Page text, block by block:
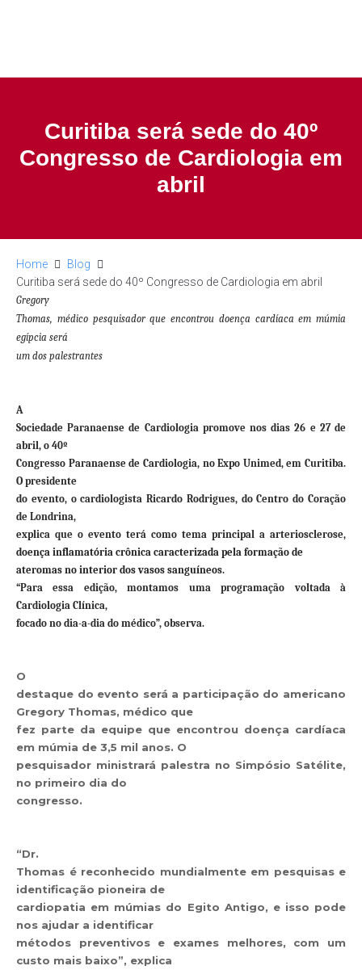
Curitiba será sede do 40º
Congresso de Cardiologia em
abril
Home
Blog
Curitiba será sede do 40º Congresso de Cardiologia em abril
Gregory
Thomas, médico pesquisador que encontrou doença cardíaca em múmia
egípcia será
um dos palestrantes
A
Sociedade Paranaense de Cardiologia promove nos dias 26 e 27 de
abril, o 40º
Congresso Paranaense de Cardiologia, no Expo Unimed, em Curitiba.
O presidente
do evento, o cardiologista Ricardo Rodrigues, do Centro do Coração
de Londrina,
explica que o evento terá como tema principal a arteriosclerose,
doença inflamatória crônica caracterizada pela formação de
ateromas no interior dos vasos sanguíneos.
“Para essa edição, montamos uma programação voltada à
Cardiologia Clínica,
focado no dia-a-dia do médico”, observa.
O
destaque do evento será a participação do americano
Gregory Thomas, médico que
fez parte da equipe que encontrou doença cardíaca
em múmia de 3,5 mil anos. O
pesquisador ministrará palestra no Simpósio Satélite,
no primeiro dia do
congresso.
“Dr.
Thomas é reconhecido mundialmente em pesquisas e
identificação pioneira de
cardiopatia em múmias do Egito Antigo, e isso pode
nos ajudar a identificar
métodos preventivos e exames melhores, com um
custo mais baixo”, explica